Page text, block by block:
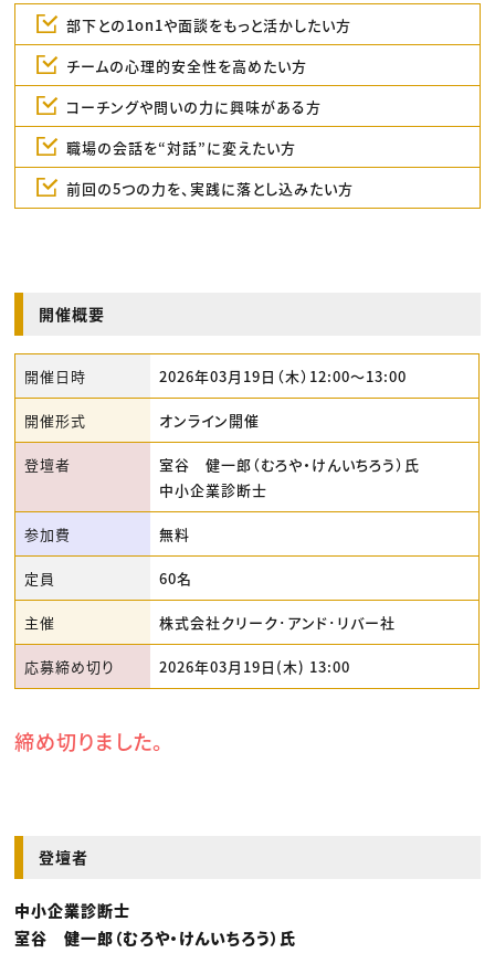
部下との1on1や面談をもっと活かしたい方
チームの心理的安全性を高めたい方
コーチングや問いの力に興味がある方
職場の会話を“対話”に変えたい方
前回の5つの力を、実践に落とし込みたい方
開催概要
開催日時 2026年03月19日（木）12:00〜13:00
開催形式 オンライン開催
登壇者
室谷 健一郎（むろや・けんいちろう）氏
中小企業診断士
参加費 無料
定員 60名
主催 株式会社クリーク･アンド･リバー社
応募締め切り 2026年03月19日(木) 13:00
締め切りました。
登壇者
中小企業診断士
室谷 健一郎（むろや・けんいちろう）氏